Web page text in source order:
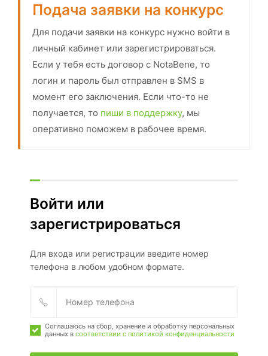
Подача заявки на конкурс
Для подачи заявки на конкурс нужно войти в
личный кабинет или зарегистрироваться.
Если у тебя есть договор с NotaBene, то
логин и пароль был отправлен в SMS в
момент его заключения. Если что-то не
получается, то пиши в поддержку, мы
оперативно поможем в рабочее время.
Войти или
зарегистрироваться
Для входа или регистрации введите номер
телефона в любом удобном формате.
Соглашаюсь на сбор, хранение и обработку персональных
данных в соответствии с политикой конфиденциальности